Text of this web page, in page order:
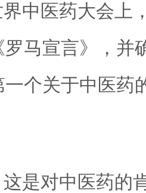
中医药大会上
马宣言》，并
个关于中医药
是对中医药的